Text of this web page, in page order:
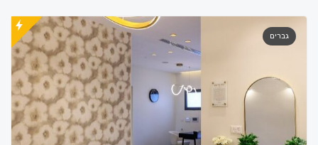
גברים